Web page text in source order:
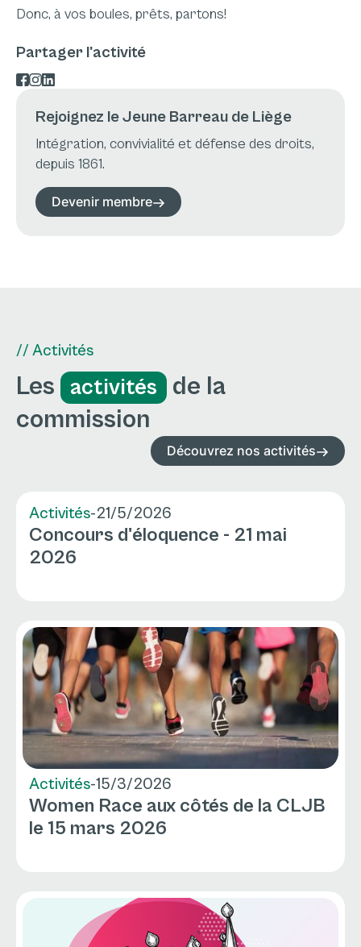
Donc, à vos boules, prêts, partons!
Partager l'activité
Rejoignez le Jeune Barreau de Liège
Intégration, convivialité et défense des droits,
depuis 1861.
Devenir membre
// Activités
Les activités
de la
commission
Découvrez nos activités
Activités-21/5/2026
Concours d'éloquence - 21 mai
2026
Activités-15/3/2026
Women Race aux côtés de la CLJB
le 15 mars 2026